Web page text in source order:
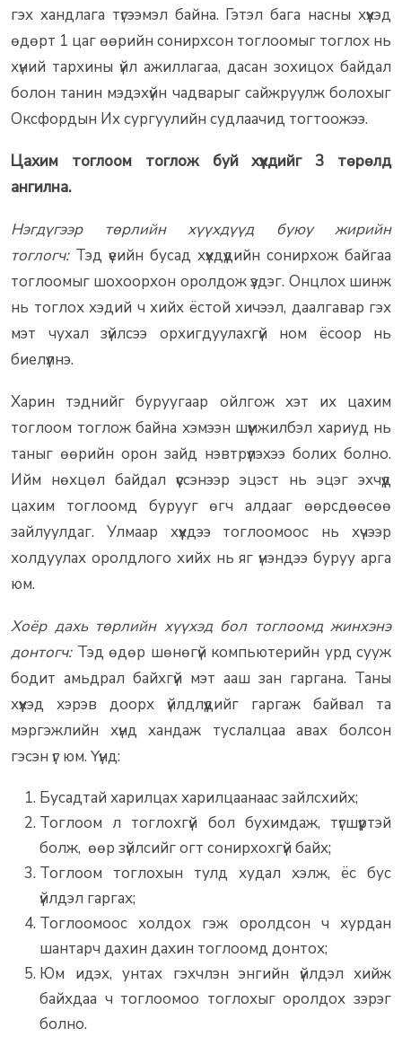
гэх хандлага түгээмэл байна. Гэтэл бага насны хүүхэд
өдөрт 1 цаг өөрийн сонирхсон тоглоомыг тоглох нь
хүний тархины үйл ажиллагаа, дасан зохицох байдал
болон танин мэдэхүйн чадварыг сайжруулж болохыг
Оксфордын Их сургуулийн судлаачид тогтоожээ.
Цахим тоглоом тоглож буй хүүхдийг 3 төрөлд
ангилна.
Нэгдүгээр төрлийн хүүхдүүд буюу жирийн
тоглогч:Тэд үеийн бусад хүүхдүүдийн сонирхож байгаа
тоглоомыг шохоорхон оролдож үздэг. Онцлох шинж
нь тоглох хэдий ч хийх ёстой хичээл, даалгавар гэх
мэт чухал зүйлсээ орхигдуулахгүй ном ёсоор нь
биелүүлнэ.
Харин тэднийг буруугаар ойлгож хэт их цахим
тоглоом тоглож байна хэмээн шүүмжилбэл хариуд нь
таныг өөрийн орон зайд нэвтрүүлэхээ болих болно.
Ийм нөхцөл байдал үүссэнээр эцэст нь эцэг эхчүүд
цахим тоглоомд бурууг өгч алдааг өөрсдөөсөө
зайлуулдаг. Улмаар хүүхдээ тоглоомоос нь хүчээр
холдуулах оролдлого хийх нь яг үнэндээ буруу арга
юм.
Хоёр дахь төрлийн хүүхэд бол тоглоомд жинхэнэ
донтогч:Тэд өдөр шөнөгүй компьютерийн урд сууж
бодит амьдрал байхгүй мэт ааш зан гаргана. Таны
хүүхэд хэрэв доорх үйлдлүүдийг гаргаж байвал та
мэргэжлийн хүнд хандаж туслалцаа авах болсон
гэсэн үг юм. Үүнд:
Бусадтай харилцах харилцаанаас зайлсхийх;
Тоглоом л тоглохгүй бол бухимдаж, түгшүүртэй
болж, өөр зүйлсийг огт сонирхохгүй байх;
Тоглоом тоглохын тулд худал хэлж, ёс бус
үйлдэл гаргах;
Тоглоомоос холдох гэж оролдсон ч хурдан
шантарч дахин дахин тоглоомд донтох;
Юм идэх, унтах гэхчлэн энгийн үйлдэл хийж
байхдаа ч тоглоомоо тоглохыг оролдох зэрэг
болно.